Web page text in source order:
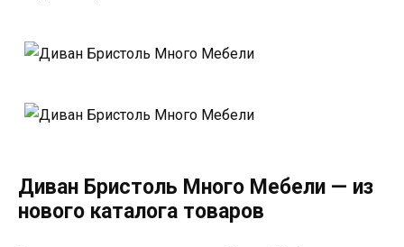
Диван Бристоль Много Мебели — из
нового каталога товаров